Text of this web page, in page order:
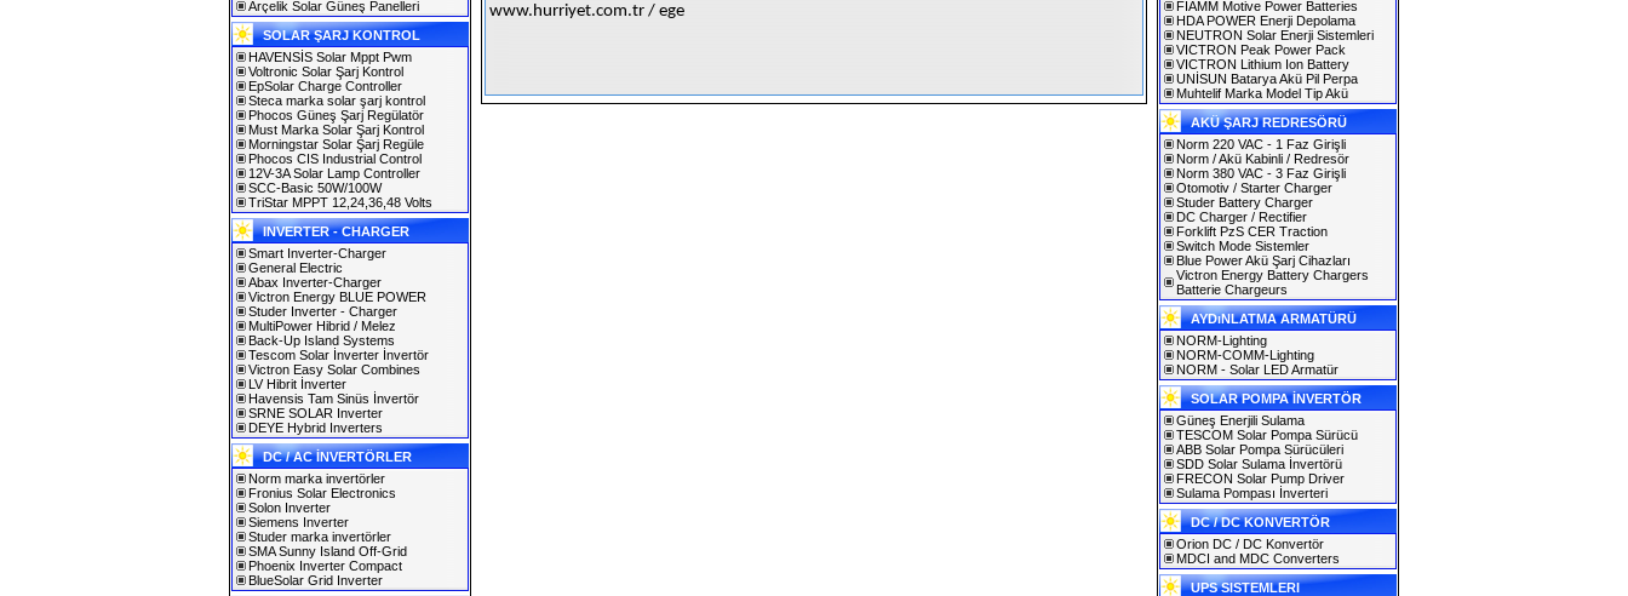
Arçelik Solar Güneş Panelleri
SOLAR ŞARJ KONTROL
HAVENSİS Solar Mppt Pwm
Voltronic Solar Şarj Kontrol
EpSolar Charge Controller
Steca marka solar şarj kontrol
Phocos Güneş Şarj Regülatör
Must Marka Solar Şarj Kontrol
Morningstar Solar Şarj Regüle
Phocos CIS Industrial Control
12V-3A Solar Lamp Controller
SCC-Basic 50W/100W
TriStar MPPT 12,24,36,48 Volts
INVERTER - CHARGER
Smart Inverter-Charger
General Electric
Abax Inverter-Charger
Victron Energy BLUE POWER
Studer Inverter - Charger
MultiPower Hibrid / Melez
Back-Up Island Systems
Tescom Solar İnverter İnvertör
Victron Easy Solar Combines
LV Hibrit İnverter
Havensis Tam Sinüs İnvertör
SRNE SOLAR Inverter
DEYE Hybrid Inverters
DC / AC İNVERTÖRLER
Norm marka invertörler
Fronius Solar Electronics
Solon Inverter
Siemens Inverter
Studer marka invertörler
SMA Sunny Island Off-Grid
Phoenix Inverter Compact
BlueSolar Grid Inverter
www.hurriyet.com.tr / ege
FIAMM Motive Power Batteries
HDA POWER Enerji Depolama
NEUTRON Solar Enerji Sistemleri
VICTRON Peak Power Pack
VICTRON Lithium Ion Battery
UNİSUN Batarya Akü Pil Perpa
Muhtelif Marka Model Tip Akü
AKÜ ŞARJ REDRESÖRÜ
Norm 220 VAC - 1 Faz Girişli
Norm / Akü Kabinli / Redresör
Norm 380 VAC - 3 Faz Girişli
Otomotiv / Starter Charger
Studer Battery Charger
DC Charger / Rectifier
Forklift PzS CER Traction
Switch Mode Sistemler
Blue Power Akü Şarj Cihazları
Victron Energy Battery Chargers
Batterie Chargeurs
AYDıNLATMA ARMATÜRÜ
NORM-Lighting
NORM-COMM-Lighting
NORM - Solar LED Armatür
SOLAR POMPA İNVERTÖR
Güneş Enerjili Sulama
TESCOM Solar Pompa Sürücü
ABB Solar Pompa Sürücüleri
SDD Solar Sulama İnvertörü
FRECON Solar Pump Driver
Sulama Pompası İnverteri
DC / DC KONVERTÖR
Orion DC / DC Konvertör
MDCI and MDC Converters
UPS SISTEMLERI